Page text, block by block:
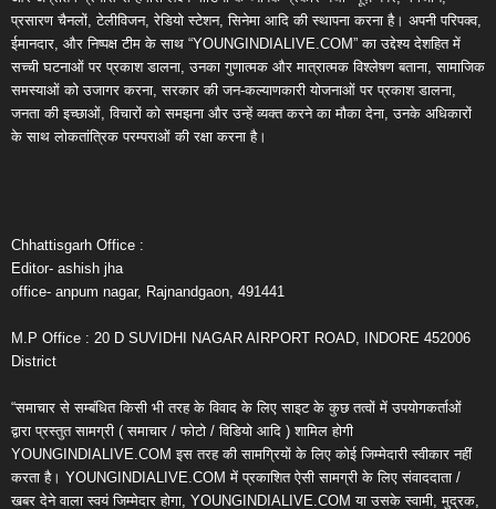
प्रसारण चैनलों, टेलीविजन, रेडियो स्टेशन, सिनेमा आदि की स्थापना करना है। अपनी परिपक्व,
ईमानदार, और निष्पक्ष टीम के साथ “YOUNGINDIALIVE.COM” का उद्देश्य देशहित में
सच्ची घटनाओं पर प्रकाश डालना, उनका गुणात्मक और मात्रात्मक विश्लेषण बताना, सामाजिक
समस्याओं को उजागर करना, सरकार की जन-कल्याणकारी योजनाओं पर प्रकाश डालना,
जनता की इच्छाओं, विचारों को समझना और उन्हें व्यक्त करने का मौका देना, उनके अधिकारों
के साथ लोकतांत्रिक परम्पराओं की रक्षा करना है।
Chhattisgarh Office :
Editor- ashish jha
office- anpum nagar, Rajnandgaon, 491441
M.P Office : 20 D SUVIDHI NAGAR AIRPORT ROAD, INDORE 452006
District
“समाचार से सम्बंधित किसी भी तरह के विवाद के लिए साइट के कुछ तत्वों में उपयोगकर्ताओं
द्वारा प्रस्तुत सामग्री ( समाचार / फोटो / विडियो आदि ) शामिल होगी
YOUNGINDIALIVE.COM इस तरह की सामग्रियों के लिए कोई जिम्मेदारी स्वीकार नहीं
करता है। YOUNGINDIALIVE.COM में प्रकाशित ऐसी सामग्री के लिए संवाददाता /
खबर देने वाला स्वयं जिम्मेदार होगा, YOUNGINDIALIVE.COM या उसके स्वामी, मुद्रक,